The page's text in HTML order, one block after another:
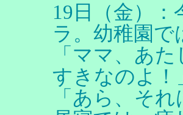
19日（金）
ラ。幼稚園で
「ママ、あ
すきなのよ！
「あら、そ